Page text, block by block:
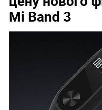
Mi Band 3